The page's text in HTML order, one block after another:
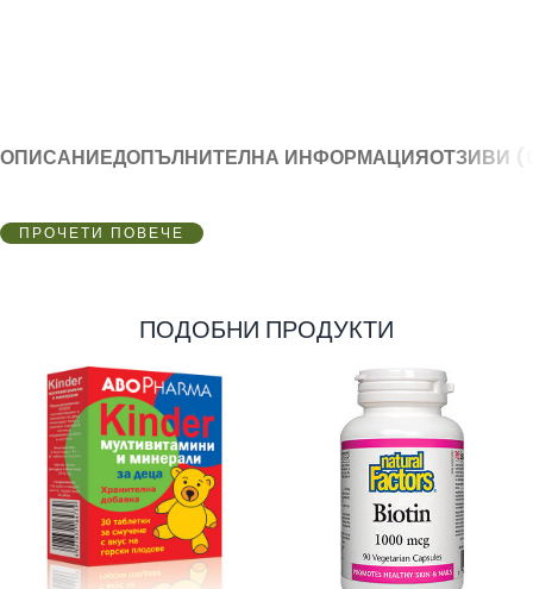
ОПИСАНИЕДОПЪЛНИТЕЛНА ИНФОРМАЦИЯОТЗИВИ
ПРОЧЕТИ ПОВЕЧЕ
ПОДОБНИ ПРОДУКТИ